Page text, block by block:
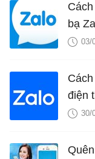
bạ
03/
điện
30/